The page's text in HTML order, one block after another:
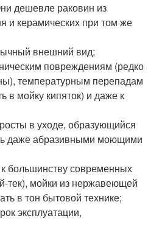
дешевле раковин из
и керамических при том же
внешний вид;
повреждениям (редко
температурным перепадам
в мойку кипяток) и даже к
в уходе, образующийся
даже абразивными моющими
большинству современных
тек), мойки из нержавеющей
в тон бытовой технике;
эксплуатации,